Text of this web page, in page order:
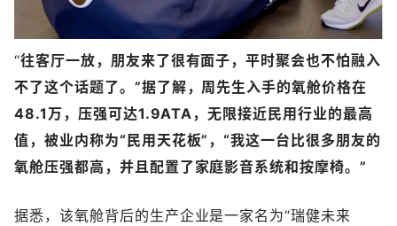
“往客厅一放，朋友来了很有面子，平时聚会也不怕融入
不了这个话题了。”据了解，周先生入手的氧舱价格在
48.1万，压强可达1.9ATA，无限接近民用行业的最高
值，被业内称为“民用天花板”，“我这一台比很多朋友的
氧舱压强都高，并且配置了家庭影音系统和按摩椅。”
据悉，该氧舱背后的生产企业是一家名为“瑞健未来